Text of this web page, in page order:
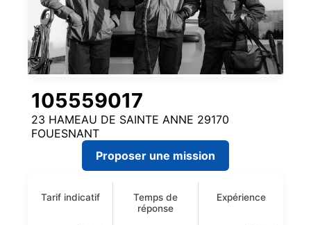
105559017
23 HAMEAU DE SAINTE ANNE 29170
FOUESNANT
Proposer une mission
Tarif indicatif
Temps de
réponse
Expérience